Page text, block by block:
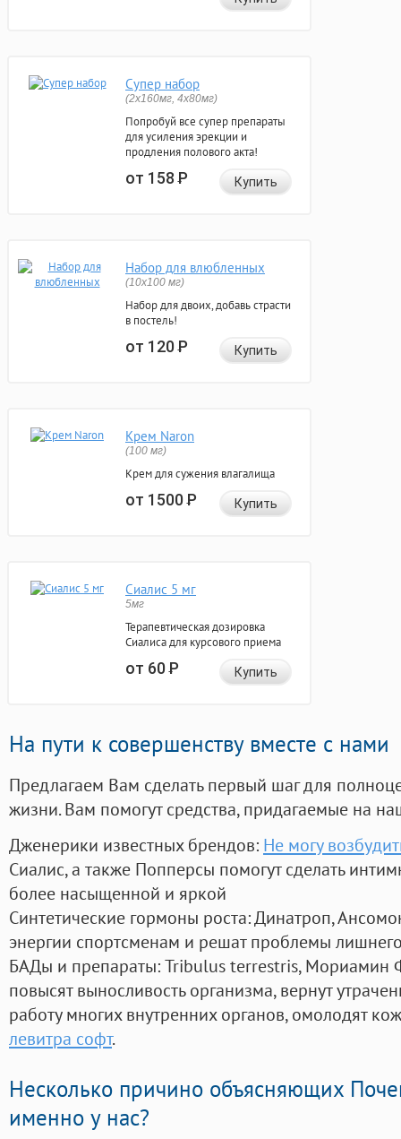
Супер набор
(2х160мг, 4х80мг)
Попробуй все супер препараты
для усиления эрекции и
продления полового акта!
от 158Р Купить
Набор для влюбленных
(10х100 мг)
Набор для двоих, добавь страсти
в постель!
от 120Р Купить
Крем Naron
(100 мг)
Крем для сужения влагалища
от 1500Р Купить
Сиалис 5 мг
5мг
Терапевтическая дозировка
Сиалиса для курсового приема
от 60Р Купить
На пути к совершенству вместе с нами
Предлагаем Вам сделать первый шаг для
жизни. Вам помогут средства, придагаемые на
Дженерики известных брендов: Не могу
Сиалис, а также Попперсы помогут сделать
более насыщенной и яркой
Синтетические гормоны роста: Динатроп,
энергии спортсменам и решат проблемы
БАДы и препараты:Tribulus terrestris, Мориамин
повысят выносливость организма, вернут
работу многих внутренних органов, омолодят
левитра софт.
Несколько причино объясняющих
именно у нас?